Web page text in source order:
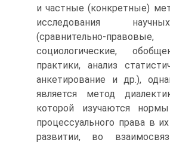
и частные (конкретные)
исследования
(сравнительно-
социологические,
практики, анализ
анкетирование и др.),
является метод
которой изучаются
процессуального права в
развитии, во